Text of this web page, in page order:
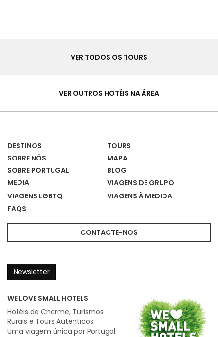
VER TODOS OS TOURS
Casas
VER OUTROS HOTÉIS NA ÁREA
DESTINOS
TOURS
SOBRE NÓS
MAPA
SOBRE PORTUGAL
BLOG
MEDIA
VIAGENS DE GRUPO
VIAGENS LGBTQ
VIAGENS À MEDIDA
FAQS
CONTACTE-NOS
Newsletter
WE LOVE SMALL HOTELS
Hotéis de Charme, Turismos
Rurais e Tours Autênticos.
Uma viagem única por Portugal.